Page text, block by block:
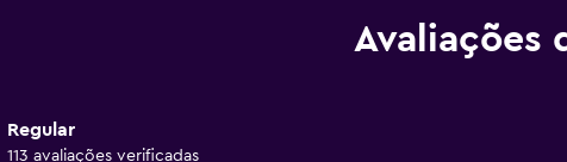
Avaliações
Regular
113 avaliações verificadas